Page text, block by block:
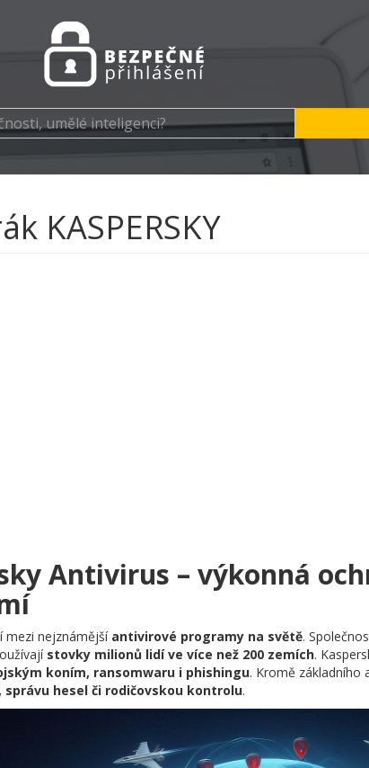
KASPERSKY
Antivirus – výkonná
mezi nejznámější antivirové programy na světě.
stovky milionů lidí ve více než 200 zemích.
koním, ransomwaru i phishingu. Kromě základního
správu hesel či rodičovskou kontrolu.